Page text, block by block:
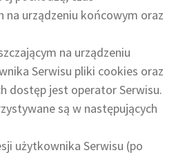
na urządzeniu końcowym oraz
na urządzeniu
Serwisu pliki cookies oraz
dostęp jest operator Serwisu.
są w następujących
użytkownika Serwisu (po